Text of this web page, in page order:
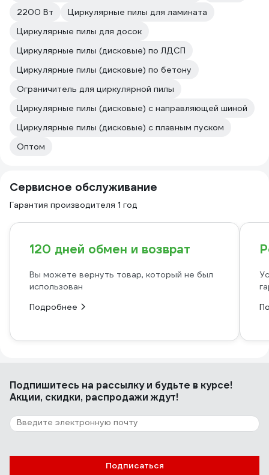
2200 Вт
Циркулярные пилы для ламината
Циркулярные пилы для досок
Циркулярные пилы (дисковые) по ЛДСП
Циркулярные пилы (дисковые) по бетону
Ограничитель для циркулярной пилы
Циркулярные пилы (дисковые) с направляющей шиной
Циркулярные пилы (дисковые) с плавным пуском
Оптом
Сервисное обслуживание
Гарантия производителя 1 год
120 дней обмен и возврат
Вы можете вернуть товар, который не был
использован
Подробнее
Подпишитесь на рассылкуи будьте в курсе!
Акции, скидки, распродажи ждут!
Подписаться